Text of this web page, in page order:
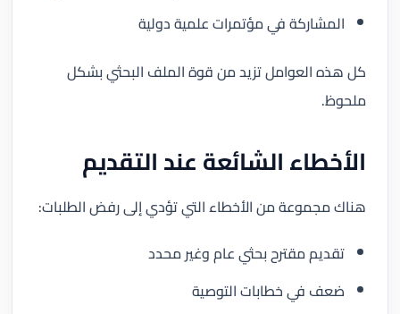
المشاركة في مؤتمرات علمية دولية
كل هذه العوامل تزيد من قوة الملف البحثي بشكل
ملحوظ.
الأخطاء الشائعة عند التقديم
هناك مجموعة من الأخطاء التي تؤدي إلى رفض الطلبات:
تقديم مقترح بحثي عام وغير محدد
ضعف في خطابات التوصية